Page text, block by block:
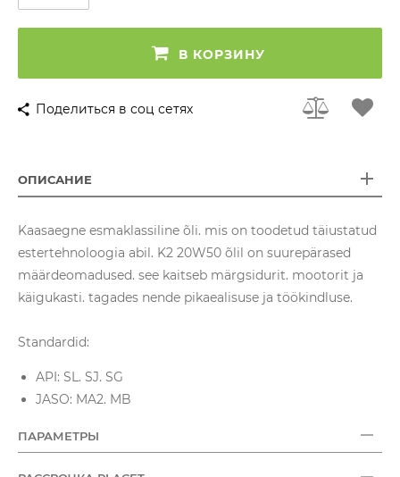
В КОРЗИНУ
Поделиться в соц сетях
ОПИСАНИЕ
Kaasaegne esmaklassiline õli. mis on toodetud täiustatud
estertehnoloogia abil. K2 20W50 õlil on suurepärased
määrdeomadused. see kaitseb märgsidurit. mootorit ja
käigukasti. tagades nende pikaealisuse ja töökindluse.
Standardid:
API: SL. SJ. SG
JASO: MA2. MB
ПАРАМЕТРЫ